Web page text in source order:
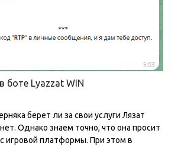
боте Lyazzat WIN
берет ли за свои услуги Лязат
Однако знаем точно, что она просит
игровой платформы. При этом в